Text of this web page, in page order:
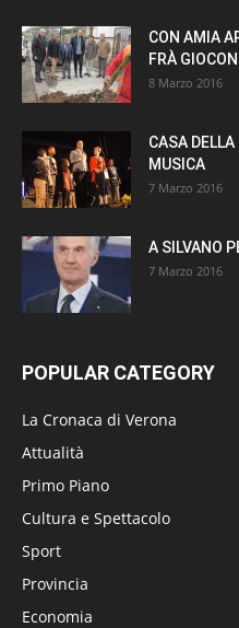
CON AMIA
FRÀ
8 Marzo 2016
CASA
MUSICA
7 Marzo 2016
A SILVANO
7 Marzo 2016
POPULAR CATEGORY
La Cronaca di Verona
Attualità
Primo Piano
Cultura e Spettacolo
Sport
Provincia
Economia